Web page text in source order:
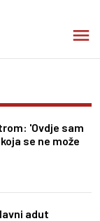
'Ovdje sam
se ne može
adut